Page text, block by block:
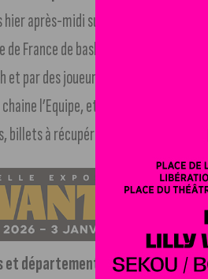
après-midi sur Monaco. La bande
France de basket. Un titre qui
et par des joueurs emblématiques
l’Equipe, et également
à récupérer sur internet.
et départementales ce dimanche.